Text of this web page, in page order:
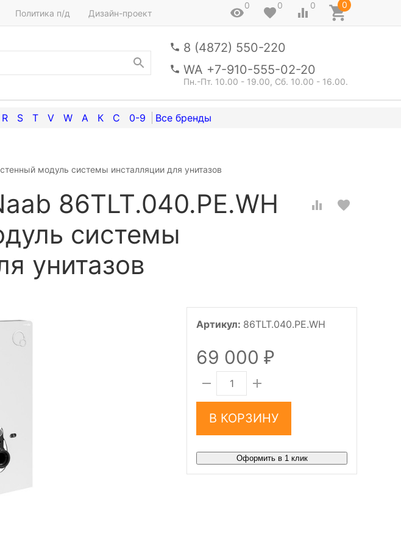
Политика п/д Дизайн-проект
0 0 0 0
8 (4872) 550-220
WA +7-910-555-02-20
Пн.-Пт. 10.00 - 19.00, Сб. 10.00 - 16.00.
R S T V W А К С 0-9
модуль системы инсталляции для унитазов
86TLT.040.PE.WH
системы
унитазов
Артикул: 86TLT.040.PE.WH
69 000 ₽
В КОРЗИНУ
Оформить в 1 клик